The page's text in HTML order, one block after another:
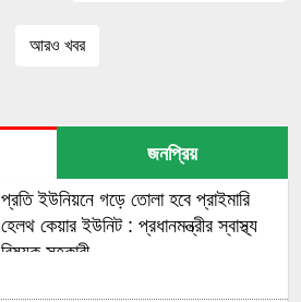
আরও খবর
জনপ্রিয়
প্রতি ইউনিয়নে গড়ে তোলা হবে প্রাইমারি
হেলথ কেয়ার ইউনিট : প্রধানমন্ত্রীর স্বাস্থ্য
বিষয়ক সহকারী